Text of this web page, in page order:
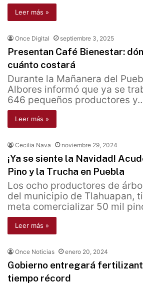
Leer más »
Once Digital septiembre 3, 2025
Presentan Café Bienestar:
cuánto costará
Durante la Mañanera del
Albores informó que ya se
646 pequeños productores
Leer más »
Cecilia Nava noviembre 29, 2024
¡Ya se siente la Navidad!
Pino y la Trucha en Puebla
Los ocho productores de
del municipio de Tlahuapan,
meta comercializar 50 mil
Leer más »
Once Noticias enero 20, 2024
Gobierno entregará
tiempo récord